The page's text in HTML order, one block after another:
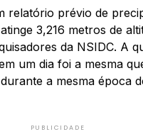
relatório prévio de
3,216 metros de
da NSIDC. A
um dia foi a mesma
a mesma época
PUBLICIDADE